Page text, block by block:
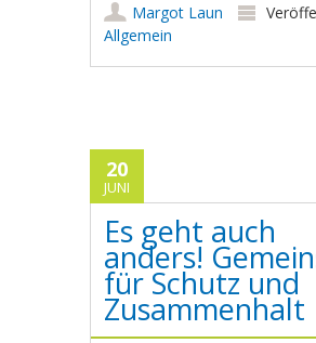
Margot Laun
Allgemein
20
JUNI
Es geht auch
anders!
für Schutz und
Zusammenhalt